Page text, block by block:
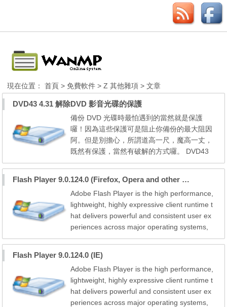
現在位置：首頁 >免費軟件 >Z 其他雜項 > 文章
DVD43 4.31 解除DVD 影音光碟的保護
備份 DVD 光碟時最怕遇到的當然就是保護
囉！因為這些保護可是阻止你備份的最大阻因
阿。但是別擔心，所謂道高一尺，魔高一丈，
既然有保護，當然有破解的方式囉。 DVD43
就是這樣的一套軟體。 現在有越來越多的影
方式，而轉向使用具有高畫質與音質的 DVD
來發售，原因無他，當然是因為它所能帶來的
震撼效果絕對更能夠讓消費者掏出荷包來購
買；而另外一項因素，當然...
Flash Player 9.0.124.0 (Firefox, Opera and other Gecko-based)
Adobe Flash Player is the high performance,
lightweight, highly expressive client runtime t
hat delivers powerful and consistent user ex
periences across major operating systems,
browsers, mobile phones and devices. Instal
esktops and mobile devices, Flash Player en
ables organizations and individuals to build a
nd deliver great digital...
Flash Player 9.0.124.0 (IE)
Adobe Flash Player is the high performance,
lightweight, highly expressive client runtime t
hat delivers powerful and consistent user ex
periences across major operating systems,